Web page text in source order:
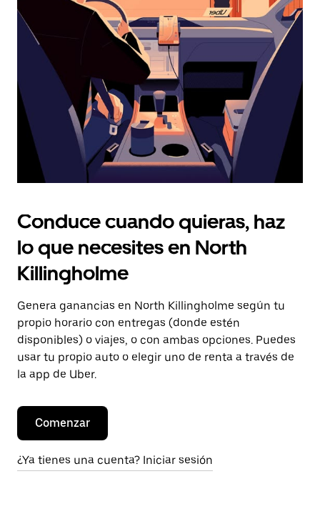
Presiona
la
tecla Esc
para
calendario.
Conduce cuando quieras, haz
lo que necesites en North
Killingholme
Genera ganancias en North Killingholme según tu
propio horario con entregas (donde estén
disponibles) o viajes, o con ambas opciones. Puedes
usar tu propio auto o elegir uno de renta a través de
la app de Uber.
Comenzar
¿Ya tienes una cuenta? Iniciar sesión